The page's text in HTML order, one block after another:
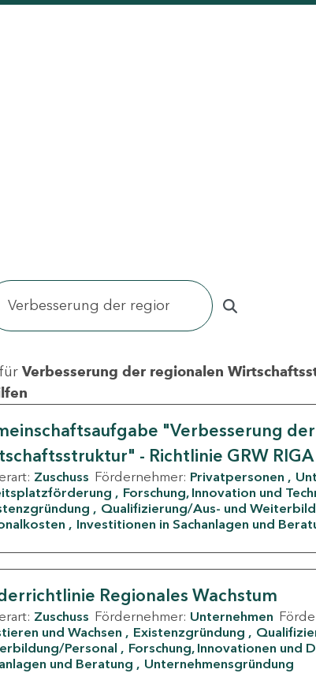
Verbesserung der regionalen
"Verbesserung
- Richtlinie GRW RIGA
Zuschuss Fördernehmer: Privatpersonen
Forschung, Innovation und
Qualifizierung/Aus- und
Investitionen in Sachanlagen und
Regionales Wachstum
Zuschuss Fördernehmer: Unternehmen
und Wachsen
Existenzgründung
Personal
Forschung, Innovationen und
und Beratung
Unternehmensgründung